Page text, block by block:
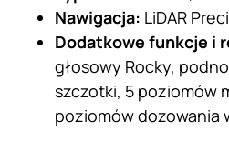
Nawigacja: LiDAR
Dodatkowe funkcje i
głosowy Rocky,
szczotki, 5 poziomów
poziomów dozowania